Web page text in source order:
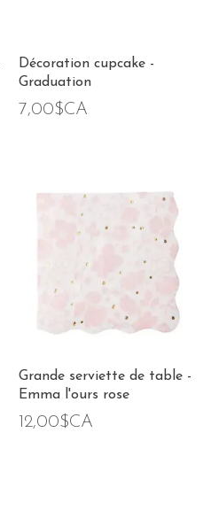
Décoration cupcake -
Graduation
7,00$CA
Grande serviette de table -
Emma l'ours rose
12,00$CA